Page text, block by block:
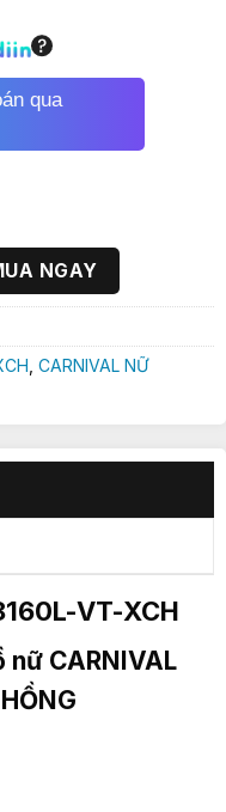
qua
NGAY
CARNIVAL NỮ
VT-XCH
nữ CARNIVAL